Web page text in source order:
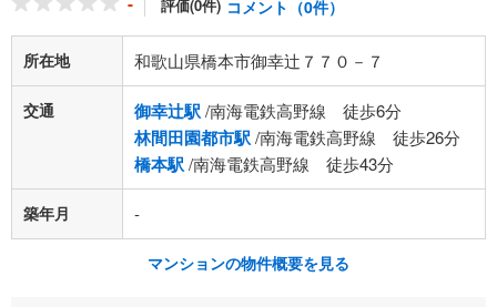
評価(0件) コメント（0件）
所在地 和歌山県橋本市御幸辻７７０－７
交通 御幸辻駅/南海電鉄高野線 徒歩6分
林間田園都市駅/南海電鉄高野線 徒歩26分
橋本駅/南海電鉄高野線 徒歩43分
築年月 -
マンションの物件概要を見る